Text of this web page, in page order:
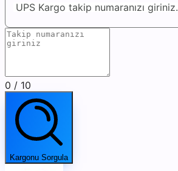
UPS Kargo takip numaranızı giriniz.
0 / 10
Kargonu Sorgula